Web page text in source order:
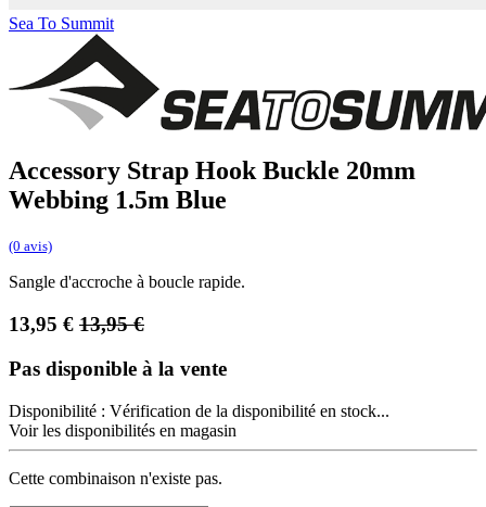
Sea To Summit
Accessory Strap Hook Buckle 20mm
Webbing 1.5m Blue
(0 avis)
Sangle d'accroche à boucle rapide.
13,95 € 13,95€
Pas disponible à la vente
Disponibilité : Vérification de la disponibilité en stock...
Voir les disponibilités en magasin
Cette combinaison n'existe pas.